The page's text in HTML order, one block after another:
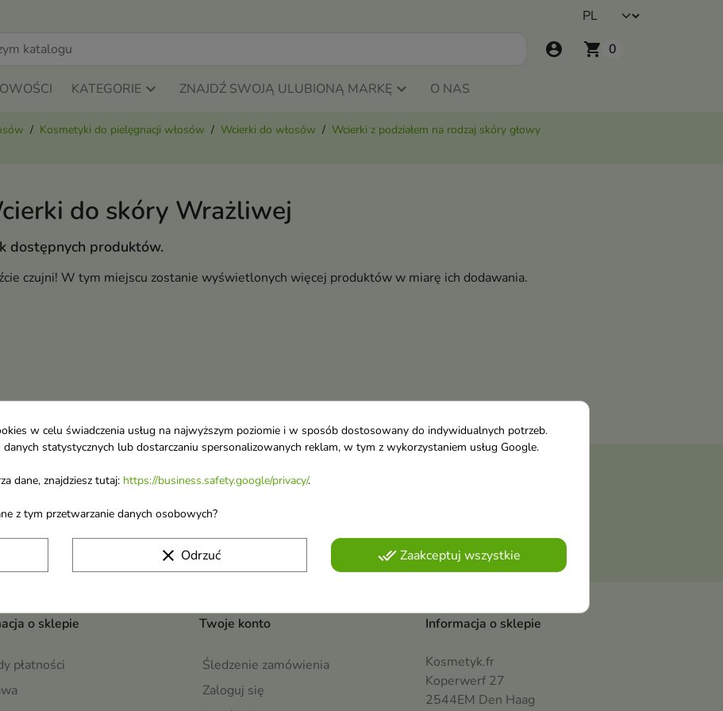
account_circle shopping_cart 0
KATEGORIE ZNAJDŹ SWOJĄ ULUBIONĄ MARKĘ O NAS
Kosmetyki do pielęgnacji włosów Wcierki do włosów
Wcierki z podziałem na rodzaj skóry głowy
do skóry Wrażliwej
dostępnych produktów.
czujni! W tym miejscu zostanie wyświetlonych więcej produktów w miarę ich dodawania.
o nowościach i
Możesz zrezygnować w każdej chwili. W tym celu należy odnaleźć szczegóły w
naszej informacji prawnej.
Akceptujęregulamin sklepu politykę prywatności .
o sklepie
płatności
Twoje konto
Śledzenie zamówienia
Zaloguj się
Informacja o sklepie
Kosmetyk.fr
Koperwerf 27
2544EM Den Haag
w celu świadczenia usług na najwyższym poziomie i w sposób dostosowany do indywidualnych potrzeb.
danych statystycznych lub dostarczaniu spersonalizowanych reklam, w tym z wykorzystaniem usług Google.
dane, znajdziesz tutaj: https://business.safety.google/privacy/.
z tym przetwarzanie danych osobowych?
clear Odrzuć done_allZaakceptuj wszystkie